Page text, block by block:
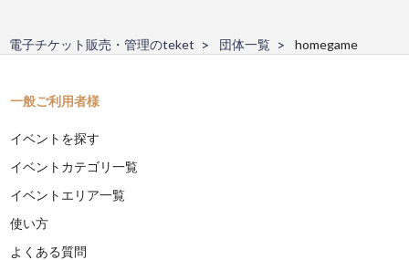
電子チケット販売・管理のteket 団体一覧 homegame
一般ご利用者様
イベントを探す
イベントカテゴリ一覧
イベントエリア一覧
使い方
よくある質問